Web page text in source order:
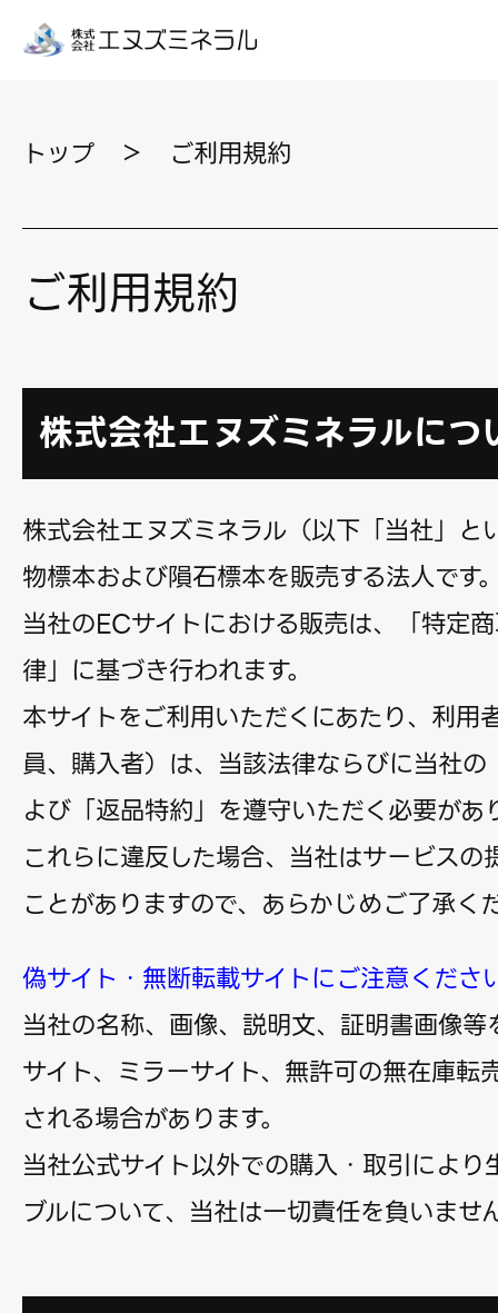
トップ ＞ ご利用規約
ご利用規約
株式会社エヌズミネラルにつ
株式会社エヌズミネラル（以下「当社」と
物標本および隕石標本を販売する法人です
当社のECサイトにおける販売は、「特定
律」に基づき行われます。
本サイトをご利用いただくにあたり、利用
員、購入者）は、当該法律ならびに当社
よび「返品特約」を遵守いただく必要があ
これらに違反した場合、当社はサービスの
ことがありますので、あらかじめご了承く
偽サイト・無断転載サイトにご注意くださ
当社の名称、画像、説明文、証明書画像等
サイト、ミラーサイト、無許可の無在庫転
される場合があります。
当社公式サイト以外での購入・取引により
ブルについて、当社は一切責任を負いませ